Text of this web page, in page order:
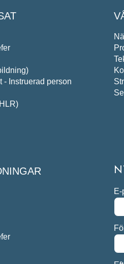
- Instruerad person